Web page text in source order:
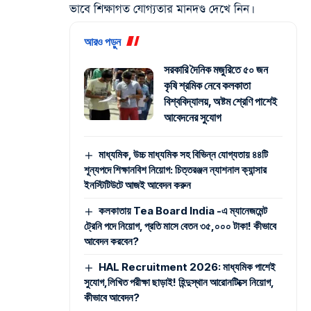
ভাবে শিক্ষাগত যোগ্যতার মানদণ্ড দেখে নিন।
আরও পড়ুন
সরকারি দৈনিক মজুরিতে ৫০ জন
কৃষি শ্রমিক নেবে কলকাতা
বিশ্ববিদ্যালয়, অষ্টম শ্রেণি পাশেই
আবেদনের সুযোগ
মাধ্যমিক, উচ্চ মাধ্যমিক সহ বিভিন্ন যোগ্যতায় ৪৪টি
শূন্যপদে শিক্ষানবিশ নিয়োগ: চিত্তরঞ্জন ন্যাশনাল ক্যান্সার
ইনস্টিটিউটে আজই আবেদন করুন
কলকাতায় Tea Board India -এ ম্যানেজমেন্ট
ট্রেনি পদে নিয়োগ, প্রতি মাসে বেতন ৩৫,০০০ টাকা! কীভাবে
আবেদন করবেন?
HAL Recruitment 2026: মাধ্যমিক পাশেই
সুযোগ,লিখিত পরীক্ষা ছাড়াই! হিন্দুস্থান আরোনটিক্সে নিয়োগ,
কীভাবে আবেদন?